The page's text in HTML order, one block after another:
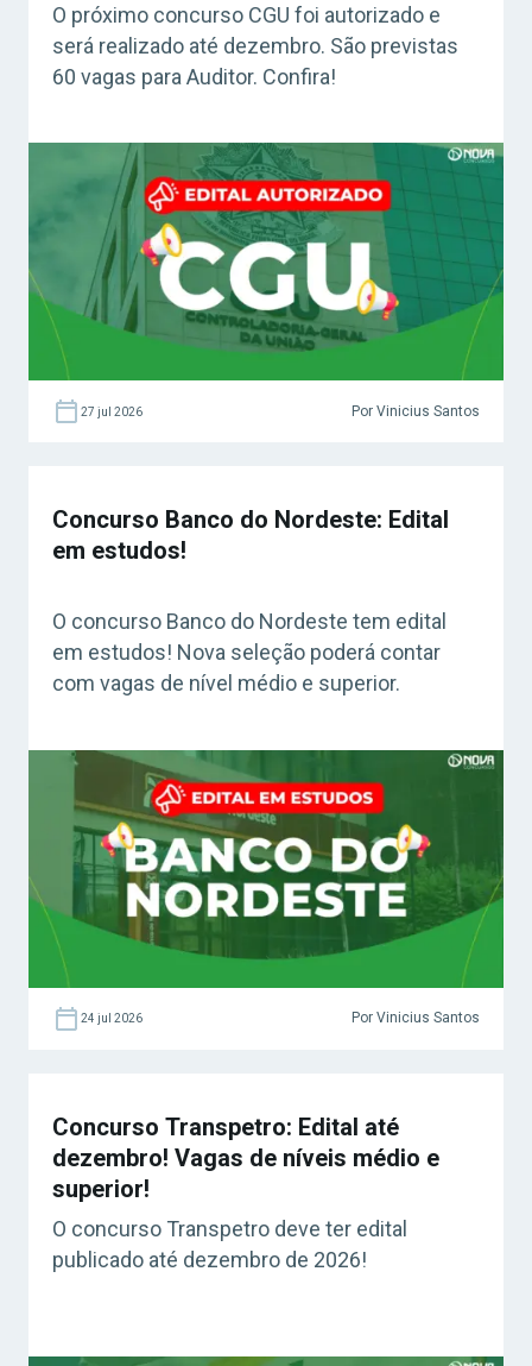
O próximo concurso CGU foi autorizado e
será realizado até dezembro. São previstas
60 vagas para Auditor. Confira!
27 jul 2026 Por Vinicius Santos
Concurso Banco do Nordeste: Edital
em estudos!
O concurso Banco do Nordeste tem edital
em estudos! Nova seleção poderá contar
com vagas de nível médio e superior.
24 jul 2026 Por Vinicius Santos
Concurso Transpetro: Edital até
dezembro! Vagas de níveis médio e
superior!
O concurso Transpetro deve ter edital
publicado até dezembro de 2026!